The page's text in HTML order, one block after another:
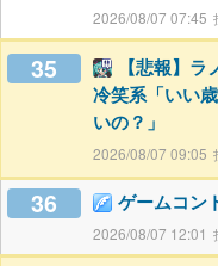
2026/08/07 07:45
35
【悲報】
冷笑系「いい
いの？」
2026/08/07 09:05
36 ゲームコン
2026/08/07 12:01